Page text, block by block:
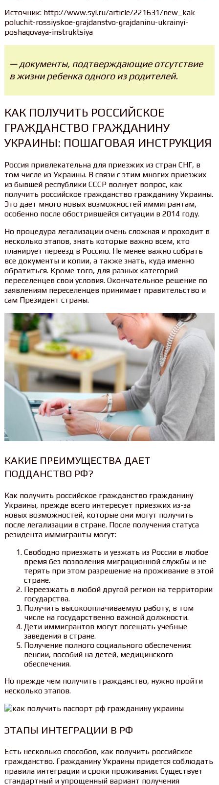
Источник: http://www.syl.ru/article/221631/new_kak-
poluchit-rossiyskoe-grajdanstvo-grajdaninu-ukrainyi-
poshagovaya-instruktsiya
— документы, подтверждающие отсутствие
в жизни ребенка одного из родителей.
КАК ПОЛУЧИТЬ РОССИЙСКОЕ
ГРАЖДАНСТВО ГРАЖДАНИНУ
УКРАИНЫ: ПОШАГОВАЯ ИНСТРУКЦИЯ
Россия привлекательна для приезжих из стран СНГ, в
том числе из Украины. В связи с этим многих приезжих
из бывшей республики СССР волнует вопрос, как
получить российское гражданство гражданину Украины.
Это дает много новых возможностей иммигрантам,
особенно после обострившейся ситуации в 2014 году.
Но процедура легализации очень сложная и проходит в
несколько этапов, знать которые важно всем, кто
планирует переезд в Россию. Не менее важно собрать
все документы и копии, а также знать, куда именно
обратиться. Кроме того, для разных категорий
переселенцев свои условия. Окончательное решение по
заявлениям переселенцев принимает правительство и
сам Президент страны.
КАКИЕ ПРЕИМУЩЕСТВА ДАЕТ
ПОДДАНСТВО РФ?
Как получить российское гражданство гражданину
Украины, прежде всего интересует приезжих из-за
новых возможностей, которые они могут получить
после легализации в стране. После получения статуса
резидента иммигранты могут:
Свободно приезжать и уезжать из России в любое
время без позволения миграционной службы и не
терять при этом разрешение на проживание в этой
стране.
Переезжать в любой другой регион на территории
государства.
Получить высокооплачиваемую работу, в том
числе на государственно важной должности.
Дети иммигрантов могут посещать учебные
заведения в стране.
Получение полного социального обеспечения:
пенсии, пособий на детей, медицинского
обеспечения.
Но прежде чем получить гражданство, нужно пройти
несколько этапов.
ЭТАПЫ ИНТЕГРАЦИИ В РФ
Есть несколько способов, как получить российское
гражданство. Гражданину Украины придется соблюдать
правила интеграции и сроки проживания. Существует
стандартный и упрощенный вариант получения